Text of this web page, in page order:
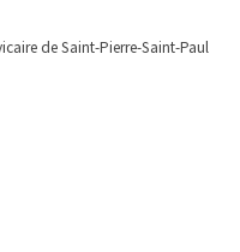
de Saint-Pierre-Saint-Paul